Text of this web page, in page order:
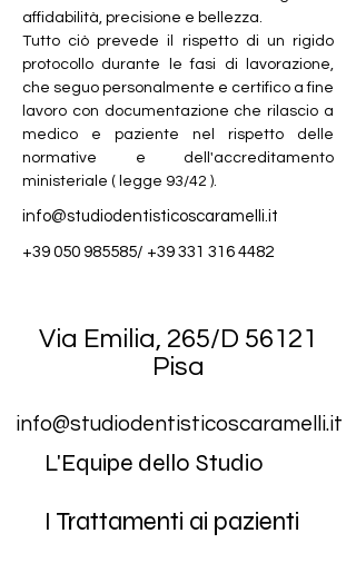
affidabilità, precisione e bellezza.
Tutto ciò prevede il rispetto di un rigido
protocollo durante le fasi di lavorazione,
che seguo personalmente e certifico a fine
lavoro con documentazione che rilascio a
medico e paziente nel rispetto delle
normative e dell'accreditamento
ministeriale ( legge 93/42 ).
info@studiodentisticoscaramelli.it
+39 050 985585/ +39 331 316 4482
Via Emilia, 265/D 56121
Pisa
info@studiodentisticoscaramelli.it
L'Equipe dello Studio
I Trattamenti ai pazienti